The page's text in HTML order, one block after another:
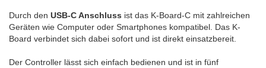
Durch den USB-C Anschluss ist das K-Board-C mit zahlreichen
Geräten wie Computer oder Smartphones kompatibel. Das K-
Board verbindet sich dabei sofort und ist direkt einsatzbereit.
Der Controller lässt sich einfach bedienen und ist in fünf